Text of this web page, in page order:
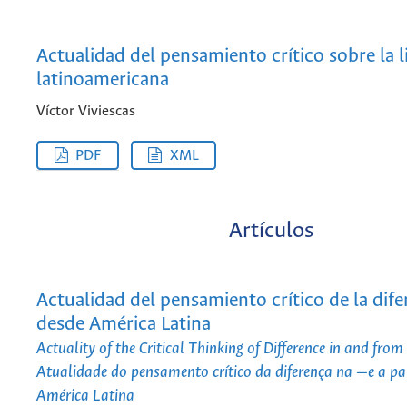
Actualidad del pensamiento crítico sobre la
latinoamericana
Víctor Viviescas
PDF XML
Artículos
Actualidad del pensamiento crítico de la
desde América Latina
Actuality of the Critical Thinking of Difference in and
Atualidade do pensamento crítico da diferença na —e a
América Latina